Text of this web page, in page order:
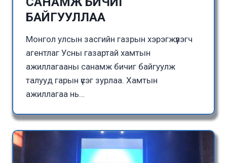
БАЙГУУЛЛАА
Монгол улсын засгийн газрын хэрэгжүүлэгч
агентлаг Усны газартай хамтын
ажиллагааны санамж бичиг байгуулж
талууд гарын үсэг зурлаа. Хамтын
ажиллагаа нь…